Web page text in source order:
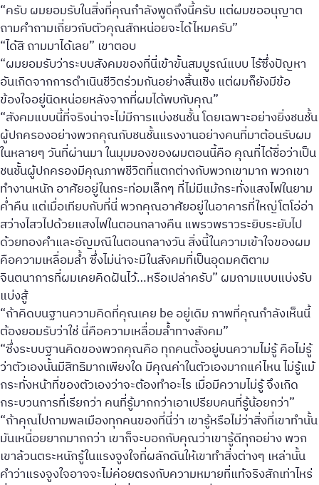
“ครับ ผมยอมรับในสิ่งที่คุณกำลังพูดถึงนี้ครับ แต่ผมขออนุญาต
ถามคำถามเกี่ยวกับตัวคุณสักหน่อยจะได้ไหมครับ”
“ได้สิ ถามมาได้เลย” เขาตอบ
“ผมยอมรับว่าระบบสังคมของที่นี่เข้าขั้นสมบูรณ์แบบ ไร้ซึ่งปัญหา
อันเกิดจากการดำเนินชีวิตร่วมกันอย่างสิ้นเชิง แต่ผมก็ยังมีข้อ
ข้องใจอยู่นิดหน่อยหลังจากที่ผมได้พบกับคุณ”
“สังคมแบบนี้ที่จริงน่าจะไม่มีการแบ่งชนชั้น โดยเฉพาะอย่างยิ่งชนชั้น
ผู้ปกครองอย่างพวกคุณกับชนชั้นแรงงานอย่างคนที่มาต้อนรับผม
ในหลายๆ วันที่ผ่านมา ในมุมมองของผมตอนนี้คือ คุณที่ได้ชื่อว่าเป็น
ชนชั้นผู้ปกครองมีคุณภาพชีวิตที่แตกต่างกับพวกเขามาก พวกเขา
ทำงานหนัก อาศัยอยู่ในกระท่อมเล็กๆ ที่ไม่มีแม้กระทั่งแสงไฟในยาม
ค่ำคืน แต่เมื่อเทียบกับที่นี่ พวกคุณอาศัยอยู่ในอาคารที่ใหญ่โตโอ่อ่า
สว่างไสวไปด้วยแสงไฟในตอนกลางคืน แพรวพราวระยิบระยับไป
ด้วยทองคำและอัญมณีในตอนกลางวัน สิ่งนี้ในความเข้าใจของผม
คือความเหลื่อมล้ำ ซึ่งไม่น่าจะมีในสังคมที่เป็นอุดมคติตาม
จินตนาการที่ผมเคยคิดฝันไว้…หรือเปล่าครับ” ผมถามแบบแบ่งรับ
แบ่งสู้
“ถ้าคิดบนฐานความคิดที่คุณเคย be อยู่เดิม ภาพที่คุณกำลังเห็นนี้
ต้องยอมรับว่าใช่ นี่คือความเหลื่อมล้ำทางสังคม”
“ซึ่งระบบฐานคิดของพวกคุณคือ ทุกคนตั้งอยู่บนความไม่รู้ คือไม่รู้
ว่าตัวเองนั้นมีสิทธิมากเพียงใด มีคุณค่าในตัวเองมากแค่ไหน ไม่รู้แม้
กระทั่งหน้าที่ของตัวเองว่าจะต้องทำอะไร เมื่อมีความไม่รู้ จึงเกิด
กระบวนการที่เรียกว่า คนที่รู้มากกว่าเอาเปรียบคนที่รู้น้อยกว่า”
“ถ้าคุณไปถามพลเมืองทุกคนของที่นี่ว่า เขารู้หรือไม่ว่าสิ่งที่เขาทำนั้น
มันเหนื่อยยากมากกว่า เขาก็จะบอกกับคุณว่าเขารู้ดีทุกอย่าง พวก
เขาล้วนตระหนักรู้ในแรงจูงใจที่ผลักดันให้เขาทำสิ่งต่างๆ เหล่านั้น
คำว่าแรงจูงใจอาจจะไม่ค่อยตรงกับความหมายที่แท้จริงสักเท่าไหร่